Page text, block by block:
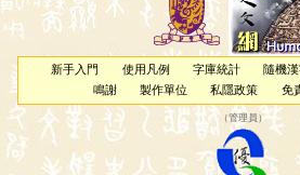
新手入門 使用凡例 字庫統計 隨機
鳴謝
製作單位 私隱政策 免
（管理員 ）